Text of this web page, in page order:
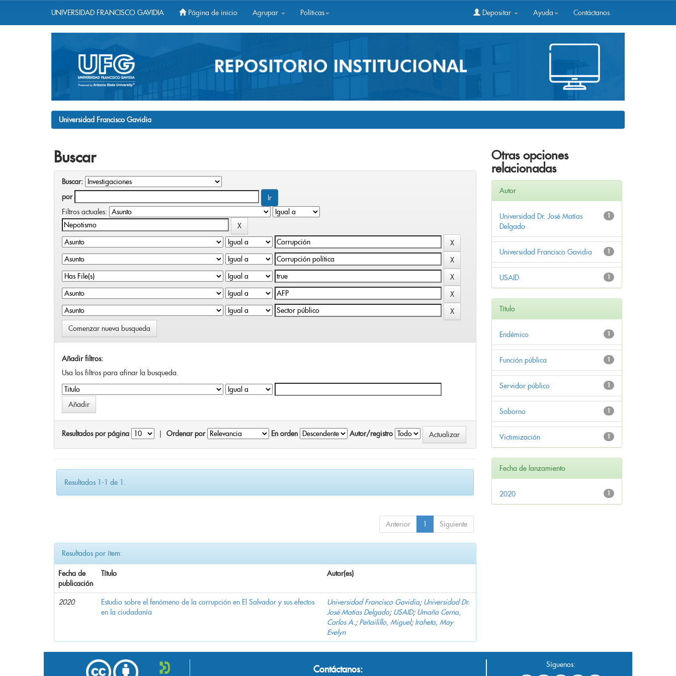
UNIVERSIDAD FRANCISCO GAVIDIA Página de inicio Agrupar Políticas Depositar Ayuda Contáctanos
Universidad Francisco Gavidia
Buscar
Buscar:
por
Filtros actuales:
Comenzar nueva busqueda
Añadir filtros:
Usa los filtros para afinar la busqueda.
Resultados por página Ordenar por En orden Autor/registro
Resultados 1-1 de 1.
Anterior 1 Siguiente
Resultados por ítem:
Fecha de
publicación
Título Autor(es)
2020
Estudio sobre el fenómeno de la corrupción en El Salvador y sus efectos
en la ciudadanía
Universidad Francisco Gavidia; Universidad Dr.
José Matías Delgado; USAID; Umaña Cerna,
Carlos A.; Peñailillo, Miguel; Iraheta, May
Evelyn
Otras opciones
relacionadas
Autor
1
Universidad Dr. José Matías
Delgado
1
Universidad Francisco Gavidia
1
USAID
Título
1
Endémico
1
Función pública
1
Servidor público
1
Soborno
1
Victimización
Fecha de lanzamiento
1
2020
Contáctanos: Síguenos: